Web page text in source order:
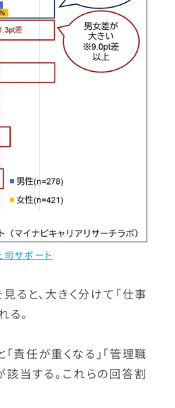
サポート
ると、大きく分けて「仕事
る。
責任が重くなる」「管理職
当する。これらの回答割